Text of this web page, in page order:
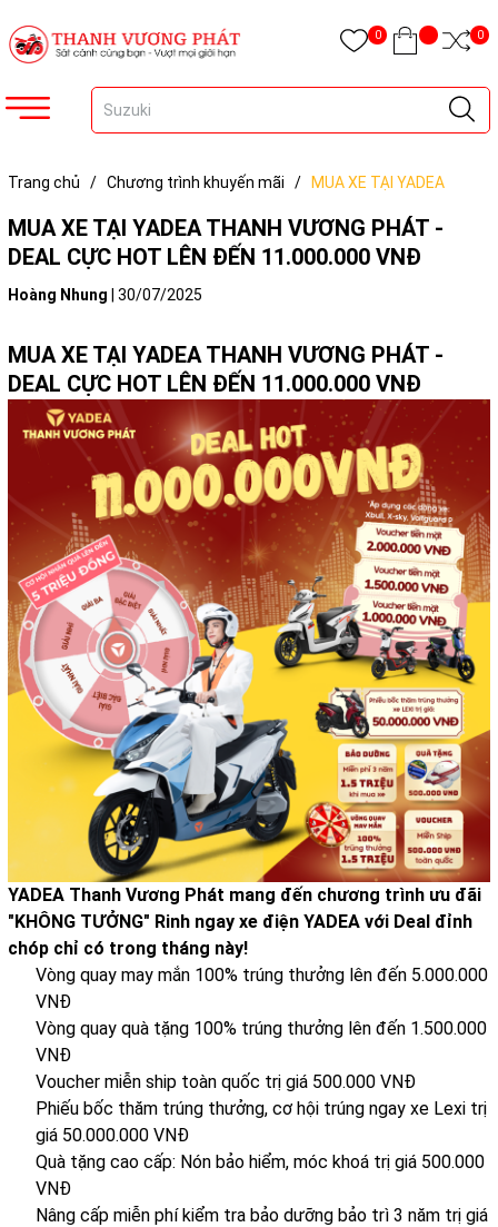
0 0
Trang chủ / Chương trình khuyến mãi /
MUA XE TẠI YADEA
MUA XE TẠI YADEA THANH VƯƠNG PHÁT -
DEAL CỰC HOT LÊN ĐẾN 11.000.000 VNĐ
Hoàng Nhung 30/07/2025
MUA XE TẠI YADEA THANH VƯƠNG PHÁT -
DEAL CỰC HOT LÊN ĐẾN 11.000.000 VNĐ
YADEA Thanh Vương Phát mang đến chương trình ưu đãi
"KHÔNG TƯỞNG" Rinh ngay xe điện YADEA với Deal đỉnh
chóp chỉ có trong tháng này!
Vòng quay may mắn 100% trúng thưởng lên đến 5.000.000
VNĐ
Vòng quay quà tặng 100% trúng thưởng lên đến 1.500.000
VNĐ
Voucher miễn ship toàn quốc trị giá 500.000 VNĐ
Phiếu bốc thăm trúng thưởng, cơ hội trúng ngay xe Lexi trị
giá 50.000.000 VNĐ
Quà tặng cao cấp: Nón bảo hiểm, móc khoá trị giá 500.000
VNĐ
Nâng cấp miễn phí kiểm tra bảo dưỡng bảo trì 3 năm trị giá